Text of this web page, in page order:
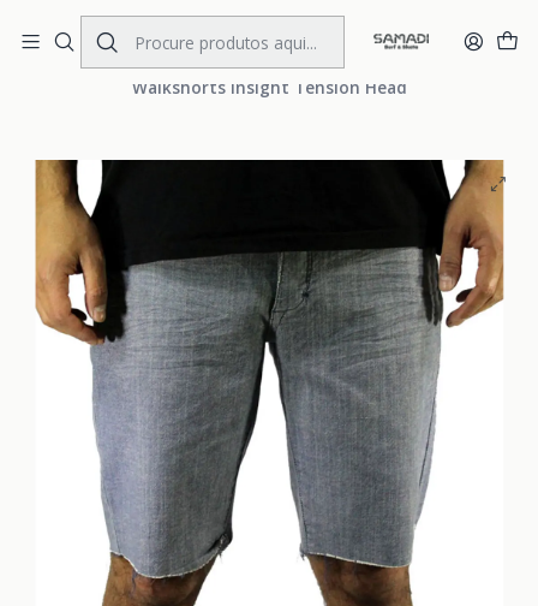
Portes Gratis Portugal e Espanha
Início MENS CLOTHING Walkshorts
Walkshorts Insight Tension Head